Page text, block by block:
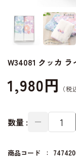
W34081 クッカ
1,980円
数量 :
商品コード